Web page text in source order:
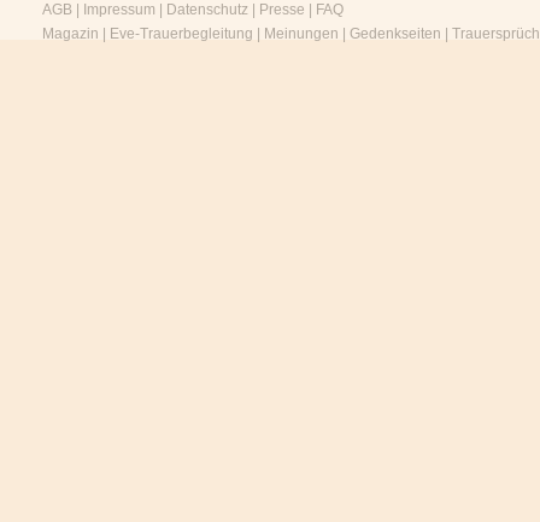
AGB
Impressum Datenschutz Presse
FAQ
Magazin
Eve-Trauerbegleitung Meinungen Gedenkseiten